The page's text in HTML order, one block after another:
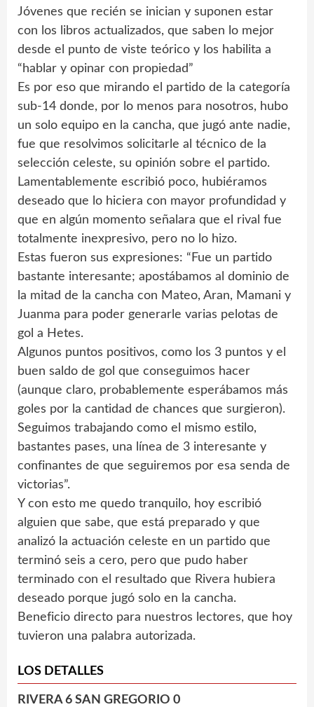
Jóvenes que recién se inician y suponen estar
con los libros actualizados, que saben lo mejor
desde el punto de viste teórico y los habilita a
“hablar y opinar con propiedad”
Es por eso que mirando el partido de la categoría
sub-14 donde, por lo menos para nosotros, hubo
un solo equipo en la cancha, que jugó ante nadie,
fue que resolvimos solicitarle al técnico de la
selección celeste, su opinión sobre el partido.
Lamentablemente escribió poco, hubiéramos
deseado que lo hiciera con mayor profundidad y
que en algún momento señalara que el rival fue
totalmente inexpresivo, pero no lo hizo.
Estas fueron sus expresiones: “Fue un partido
bastante interesante; apostábamos al dominio de
la mitad de la cancha con Mateo, Aran, Mamani y
Juanma para poder generarle varias pelotas de
gol a Hetes.
Algunos puntos positivos, como los 3 puntos y el
buen saldo de gol que conseguimos hacer
(aunque claro, probablemente esperábamos más
goles por la cantidad de chances que surgieron).
Seguimos trabajando como el mismo estilo,
bastantes pases, una línea de 3 interesante y
confinantes de que seguiremos por esa senda de
victorias”.
Y con esto me quedo tranquilo, hoy escribió
alguien que sabe, que está preparado y que
analizó la actuación celeste en un partido que
terminó seis a cero, pero que pudo haber
terminado con el resultado que Rivera hubiera
deseado porque jugó solo en la cancha.
Beneficio directo para nuestros lectores, que hoy
tuvieron una palabra autorizada.
LOS DETALLES
RIVERA 6 SAN GREGORIO 0